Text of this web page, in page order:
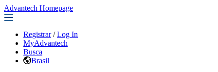
Advantech Homepage
Registrar / Log In
MyAdvantech
Busca
Brasil